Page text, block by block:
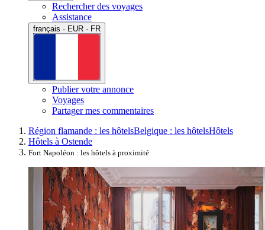
Rechercher des voyages
Assistance
français · EUR · FR
Publier votre annonce
Voyages
Partager mes commentaires
Région flamande : les hôtelsBelgique : les hôtelsHôtels
Hôtels à Ostende
Fort Napoléon : les hôtels à proximité